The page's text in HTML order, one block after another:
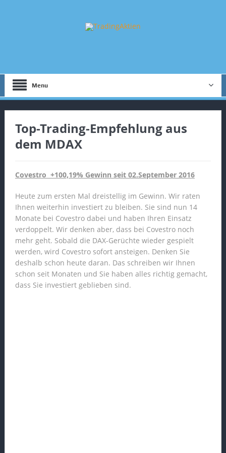
Menu
Top-Trading-Empfehlung aus
dem MDAX
Covestro +100,19% Gewinn seit 02.September 2016
Heute zum ersten Mal dreistellig im Gewinn. Wir raten
Ihnen weiterhin investiert zu bleiben. Sie sind nun 14
Monate bei Covestro dabei und haben Ihren Einsatz
verdoppelt. Wir denken aber, dass bei Covestro noch
mehr geht. Sobald die DAX-Gerüchte wieder gespielt
werden, wird Covestro sofort ansteigen. Denken Sie
deshalb schon heute daran. Das schreiben wir Ihnen
schon seit Monaten und Sie haben alles richtig gemacht,
dass Sie investiert geblieben sind.